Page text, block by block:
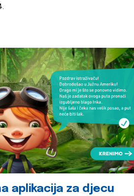
aplikacija za djecu